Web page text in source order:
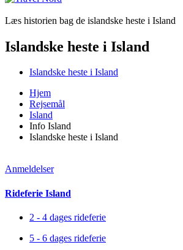
Læs historien bag de islandske heste i Island
Islandske heste i Island
Islandske heste i Island
Hjem
Rejsemål
Island
Info Island
Islandske heste i Island
Anmeldelser
Rideferie Island
2 - 4 dages rideferie
5 - 6 dages rideferie